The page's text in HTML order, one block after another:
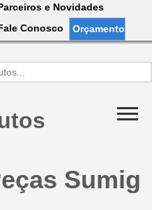
e Novidades
Conosco
Orçamento
Sumig